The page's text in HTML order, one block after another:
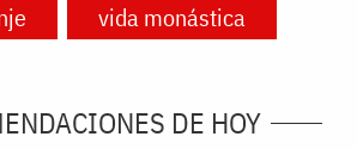
vida monástica
DE HOY